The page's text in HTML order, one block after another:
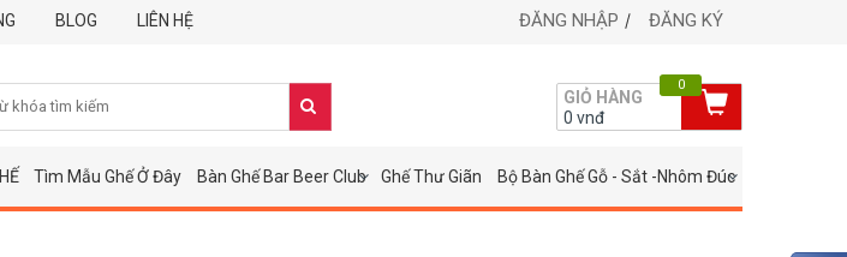
BLOG LIÊN HỆ ĐĂNG NHẬP ĐĂNG KÝ
GIỎ HÀNG
0 vnđ
0
Tìm Mẫu Ghế Ở Đây Bàn Ghế Bar Beer Club Ghế Thư Giãn Bộ Bàn Ghế Gỗ - Sắt -Nhôm Đúc